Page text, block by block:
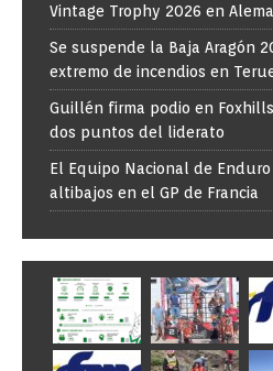
Vintage Trophy 2026 en
Se suspende la Baja Aragón
extremo de incendios en
Guillén firma podio en
dos puntos del liderato
El Equipo Nacional de
altibajos en el GP de Francia